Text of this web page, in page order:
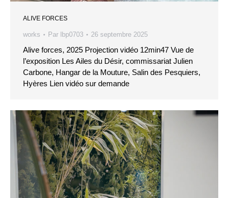
ALIVE FORCES
works Par lbp0703 26 septembre 2025
Alive forces, 2025 Projection vidéo 12min47 Vue de
l’exposition Les Ailes du Désir, commissariat Julien
Carbone, Hangar de la Mouture, Salin des Pesquiers,
Hyères Lien vidéo sur demande